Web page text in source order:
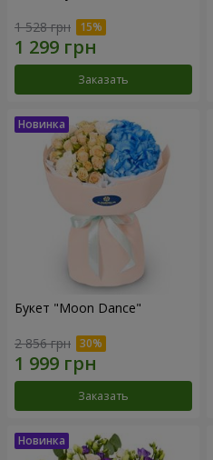
1 528 грн
Заказать
Букет "Moon Dance"
2 856 грн
Заказать